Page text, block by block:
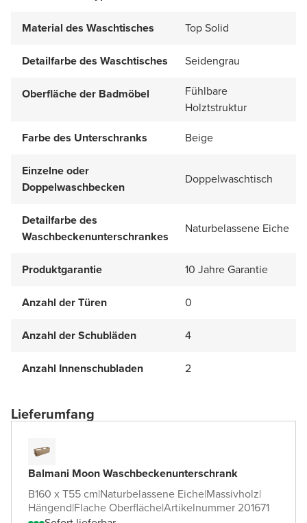
Material des Waschtisches Top Solid
Detailfarbe des Waschtisches Seidengrau
Oberfläche der Badmöbel
Fühlbare
Holztstruktur
Farbe des Unterschranks
Beige
Einzelne oder
Doppelwaschbecken
Doppelwaschtisch
Detailfarbe des
Waschbeckenunterschrankes
Naturbelassene Eiche
Produktgarantie 10 Jahre Garantie
Anzahl der Türen 0
Anzahl der Schubläden 4
Anzahl Innenschubladen 2
Lieferumfang
Balmani Moon Waschbeckenunterschrank
B160 x T55 cm|Naturbelassene Eiche|Massivholz|
Hängend|Flache Oberfläche|Artikelnummer 201671